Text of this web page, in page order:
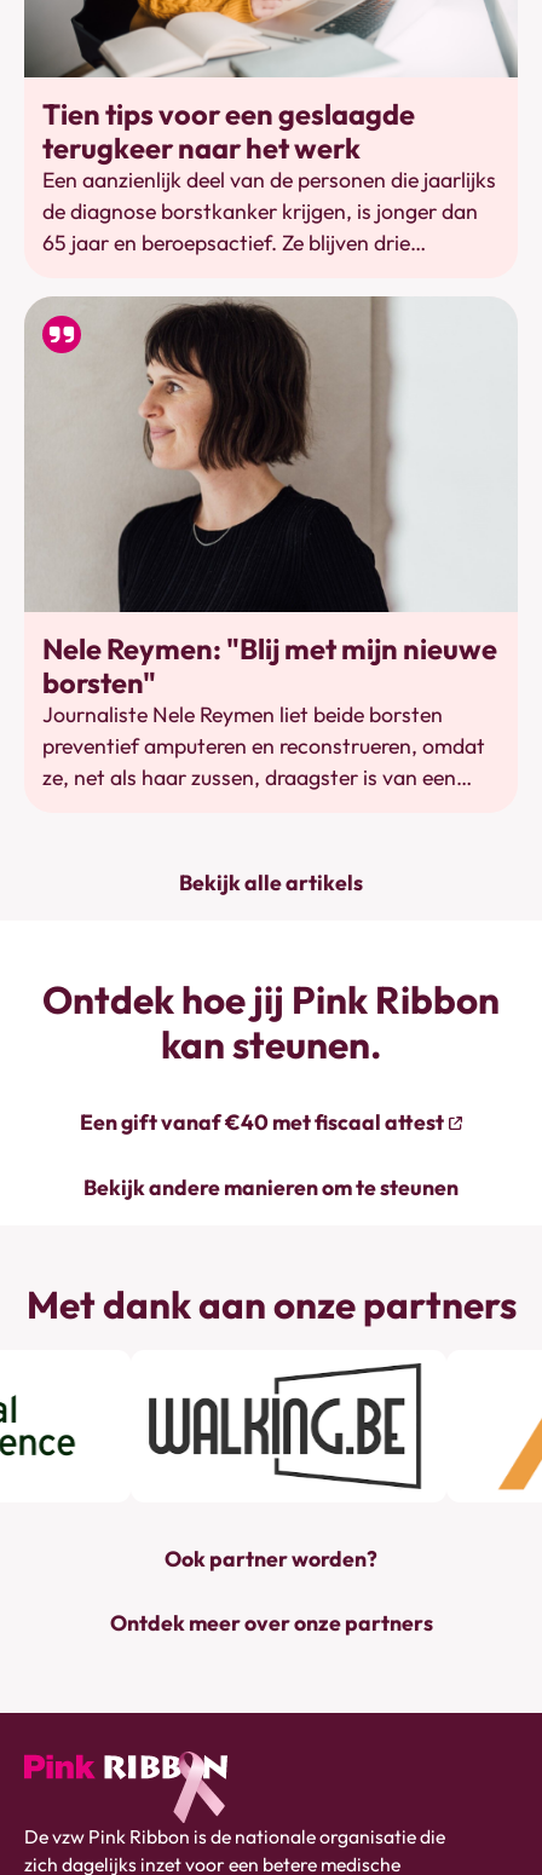
Bekijk alle artikels
Tien tips voor een geslaagde
terugkeer naar het werk
Een aanzienlijk deel van de personen die jaarlijks
de diagnose borstkanker krijgen, is jonger dan
65 jaar en beroepsactief. Ze blijven drie
arbeidsongeschikt. De terugkeer naar de
werkvloer vraagt extra aandacht.
Nele Reymen: "Blij met mijn nieuwe
borsten"
Journaliste Nele Reymen liet beide borsten
preventief amputeren en reconstrueren, omdat
ze, net als haar zussen, draagster is van een
Ontdek hoe jij Pink Ribbon
kan steunen.
Een gift vanaf €40 met fiscaal attest
Bekijk andere manieren om te steunen
Met dank aan onze partners
Ook partner worden?
Ontdek meer over onze partners
Pink
ribbon
De vzw Pink Ribbon is de nationale organisatie die
zich dagelijks inzet voor een betere medische